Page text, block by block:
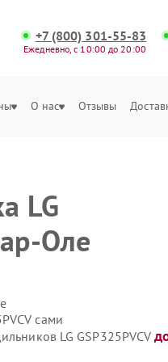
+7 (800) 301-55-83
Ежедневно, с 10:00 до 20:00
О нас Отзывы
LG
Оле
сами
LG GSP325PVCV